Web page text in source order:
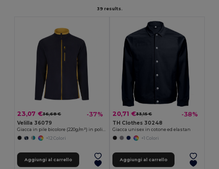
39 results.
23,07 €36,68 € -37%
Velilla 36079
Giacca in pile bicolore (220g/m²) in poliestere (100%)
+12 Colori
Aggiungi al carrello
20,71 €33,15 € -38%
TH Clothes 30248
Giacca unisex in cotone ed elastan
+1 Colori
Aggiungi al carrello